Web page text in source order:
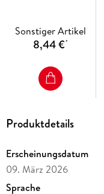
Sonstiger Artikel
8,44 €*
Produktdetails
Erscheinungsdatum
09. März 2026
Sprache